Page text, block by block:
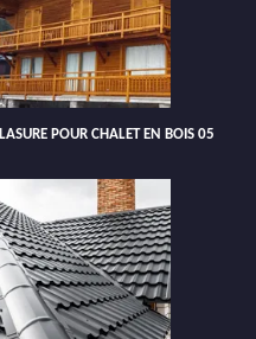
LASURE POUR CHALET EN BOIS 05